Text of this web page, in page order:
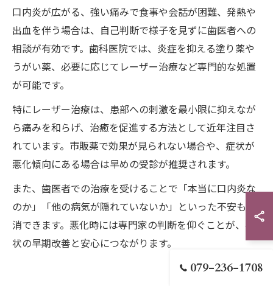
口内炎が広がる、強い痛みで食事や会話が困難、発熱や
出血を伴う場合は、自己判断で様子を見ずに歯医者への
相談が有効です。歯科医院では、炎症を抑える塗り薬や
うがい薬、必要に応じてレーザー治療など専門的な処置
が可能です。
特にレーザー治療は、患部への刺激を最小限に抑えなが
ら痛みを和らげ、治癒を促進する方法として近年注目さ
れています。市販薬で効果が見られない場合や、症状が
悪化傾向にある場合は早めの受診が推奨されます。
また、歯医者での治療を受けることで「本当に口内炎な
のか」「他の病気が隠れていないか」といった不安も解
消できます。悪化時には専門家の判断を仰ぐことが、症
状の早期改善と安心につながります。
079-236-1708